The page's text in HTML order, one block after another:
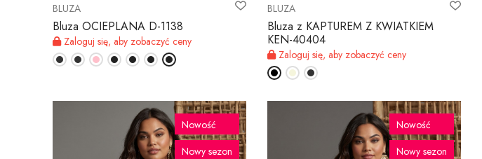
BLUZA
Bluza OCIEPLANA D-1138
Zaloguj się, aby zobaczyć ceny
BLUZA
Bluza z KAPTUREM Z KWIATKIEM
KEN-40404
Zaloguj się, aby zobaczyć ceny
Nowość
Nowy sezon
Nowość
Nowy sezon